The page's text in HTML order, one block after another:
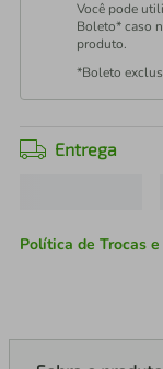
Você pode
Boleto* caso
produto.
*Boleto
Entrega
Política de Trocas